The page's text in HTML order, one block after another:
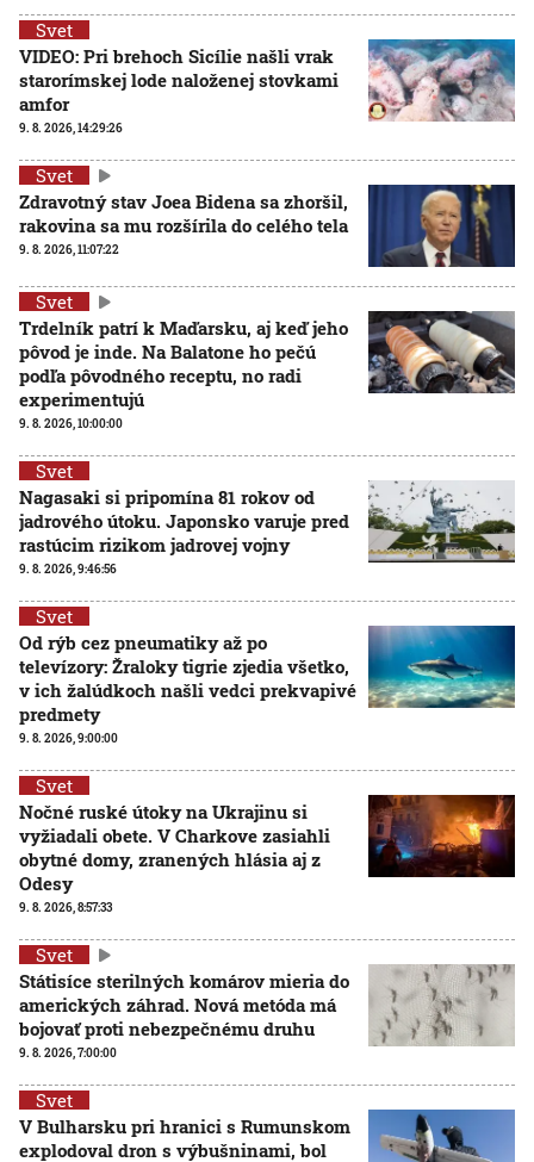
Svet
VIDEO: Pri brehoch Sicílie našli vrak
starorímskej lode naloženej stovkami
amfor
9. 8. 2026, 14:29:26
Svet
Zdravotný stav Joea Bidena sa zhoršil,
rakovina sa mu rozšírila do celého tela
9. 8. 2026, 11:07:22
Svet
Trdelník patrí k Maďarsku, aj keď jeho
pôvod je inde. Na Balatone ho pečú
podľa pôvodného receptu, no radi
experimentujú
9. 8. 2026, 10:00:00
Svet
Nagasaki si pripomína 81 rokov od
jadrového útoku. Japonsko varuje pred
rastúcim rizikom jadrovej vojny
9. 8. 2026, 9:46:56
Svet
Od rýb cez pneumatiky až po
televízory: Žraloky tigrie zjedia všetko,
v ich žalúdkoch našli vedci prekvapivé
predmety
9. 8. 2026, 9:00:00
Svet
Nočné ruské útoky na Ukrajinu si
vyžiadali obete. V Charkove zasiahli
obytné domy, zranených hlásia aj z
Odesy
9. 8. 2026, 8:57:33
Svet
Státisíce sterilných komárov mieria do
amerických záhrad. Nová metóda má
bojovať proti nebezpečnému druhu
9. 8. 2026, 7:00:00
Svet
V Bulharsku pri hranici s Rumunskom
explodoval dron s výbušninami, bol